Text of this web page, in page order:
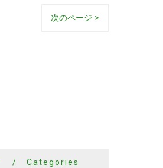
次のページ >
Categories